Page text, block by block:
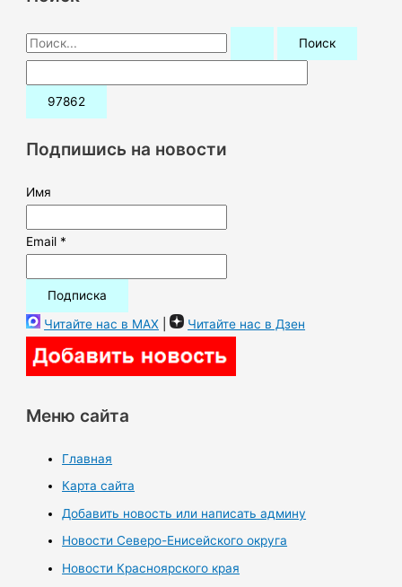
П
о
и
:Подпишись на новости
Имя
Email *
Читайте нас в MAX | Читайте нас в Дзен
Меню сайта
Главная
Карта сайта
Добавить новость или написать админу
Новости Северо-Енисейского округа
Новости Красноярского края